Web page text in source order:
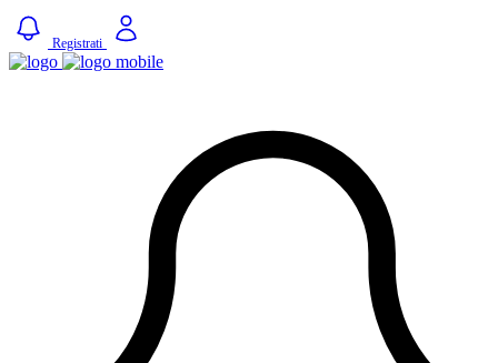
Registrati